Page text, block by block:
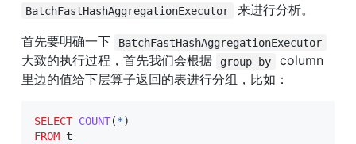
BatchFastHashAggregationExecutor
来进行分析。
首先要明确一下
BatchFastHashAggregationExecutor
大致的执行过程，首先我们会根据 group by
column
里边的值给下层算子返回的表进行分组，比如：
SELECT COUNT(*)
FROM